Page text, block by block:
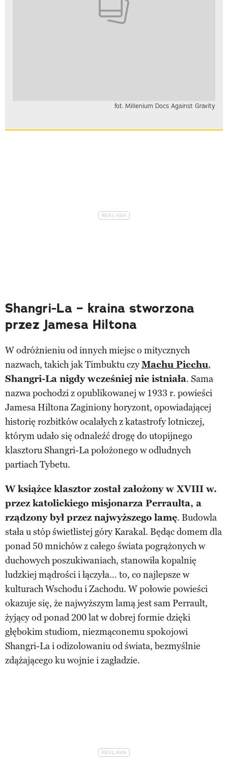
fot. Millenium Docs Against Gravity
Shangri-La – kraina stworzona
przez Jamesa Hiltona
W odróżnieniu od innych miejsc o mitycznych
nazwach, takich jak Timbuktu czyMachu Picchu,
Shangri-La nigdy wcześniej nie istniała. Sama
nazwa pochodzi z opublikowanej w 1933 r. powieści
Jamesa Hiltona Zaginiony horyzont, opowiadającej
historię rozbitków ocalałych z katastrofy lotniczej,
którym udało się odnaleźć drogę do utopijnego
klasztoru Shangri-La położonego w odludnych
partiach Tybetu.
W książce klasztor został założony w XVIII w.
przez katolickiego misjonarza Perraulta, a
rządzony był przez najwyższego lamę. Budowla
stała u stóp świetlistej góry Karakal. Będąc domem dla
ponad 50 mnichów z całego świata pogrążonych w
duchowych poszukiwaniach, stanowiła kopalnię
ludzkiej mądrości i łączyła… to, co najlepsze w
kulturach Wschodu i Zachodu. W połowie powieści
okazuje się, że najwyższym lamą jest sam Perrault,
żyjący od ponad 200 lat w dobrej formie dzięki
głębokim studiom, niezmąconemu spokojowi
Shangri-La i odizolowaniu od świata, bezmyślnie
zdążającego ku wojnie i zagładzie.